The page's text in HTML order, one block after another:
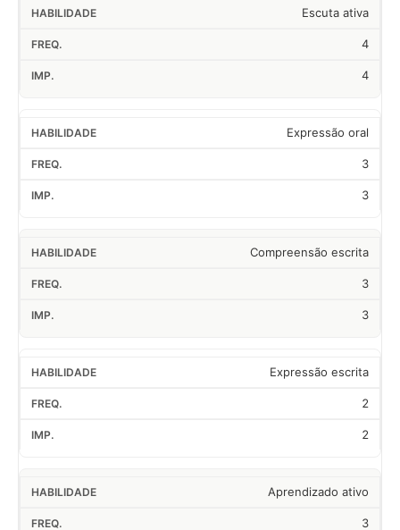
Escuta ativa
4
4
Expressão oral
3
3
Compreensão escrita
3
3
Expressão escrita
2
2
Aprendizado ativo
3